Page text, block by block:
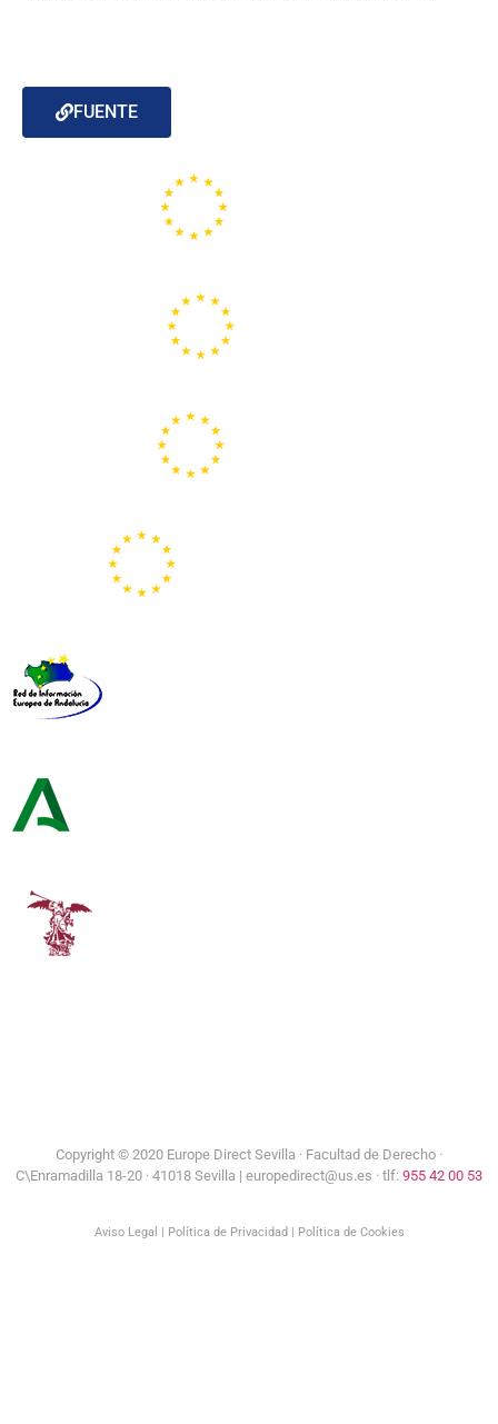
FUENTE
Aviso Legal| Política de Privacidad Política de Cookies